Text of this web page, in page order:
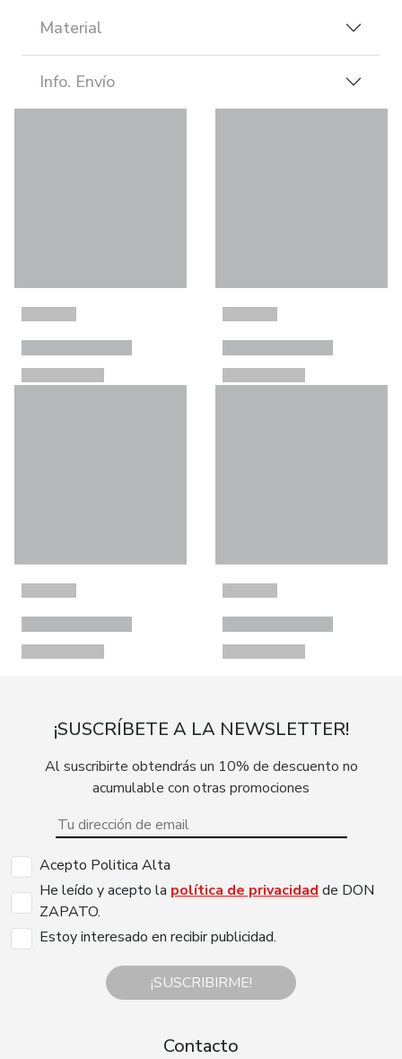
Material
Info. Envío
¡SUSCRÍBETE A LA NEWSLETTER!
Al suscribirte obtendrás un 10% de descuento no
acumulable con otras promociones
Acepto Politica Alta
He leído y acepto la política de privacidad de DON
ZAPATO.
Estoy interesado en recibir publicidad.
¡SUSCRIBIRME!
Contacto